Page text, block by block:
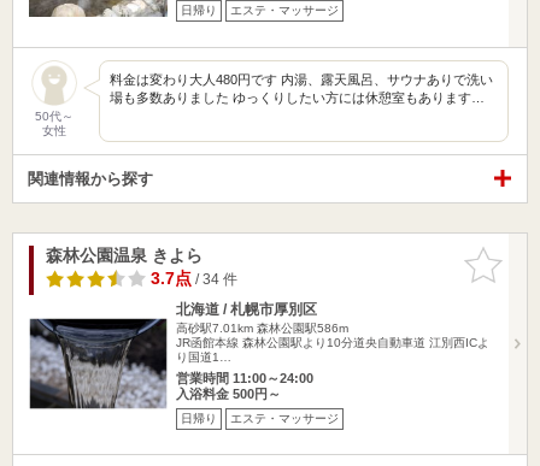
日帰り エステ・マッサージ
50代～
女性
料金は変わり大人480円です 内湯、露天風呂、サウナありで洗い
場も多数ありました ゆっくりしたい方には休憩室もあります…
関連情報から探す
お気に入
りに追加
森林公園温泉 きよら
3.7点/ 34 件
北海道 / 札幌市厚別区
高砂駅7.01km 森林公園駅586m
JR函館本線 森林公園駅より10分道央自動車道 江別西ICよ
り国道1…
営業時間 11:00～24:00
入浴料金 500円～
日帰り エステ・マッサージ